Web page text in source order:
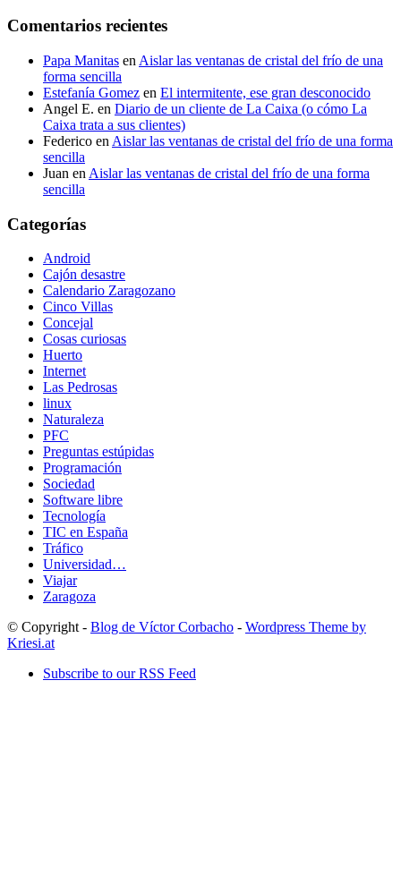
Comentarios recientes
Papa Manitas en Aislar las ventanas de cristal del frío de una
forma sencilla
Estefanía Gomez en El intermitente, ese gran desconocido
Angel E. en Diario de un cliente de La Caixa (o cómo La
Caixa trata a sus clientes)
Federico en Aislar las ventanas de cristal del frío de una forma
sencilla
Juan en Aislar las ventanas de cristal del frío de una forma
sencilla
Categorías
Android
Cajón desastre
Calendario Zaragozano
Cinco Villas
Concejal
Cosas curiosas
Huerto
Internet
Las Pedrosas
linux
Naturaleza
PFC
Preguntas estúpidas
Programación
Sociedad
Software libre
Tecnología
TIC en España
Tráfico
Universidad…
Viajar
Zaragoza
© Copyright - Blog de Víctor Corbacho - Wordpress Theme by
Kriesi.at
Subscribe to our RSS Feed